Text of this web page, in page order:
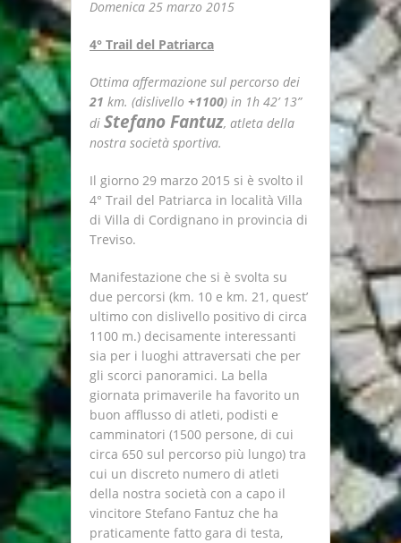
Domenica 25 marzo 2015
4° Trail del Patriarca
Ottima affermazione sul percorso dei
21 km. (dislivello +1100) in 1h 42’ 13”
di Stefano Fantuz, atleta della
nostra società sportiva.
Il giorno 29 marzo 2015 si è svolto il
4° Trail del Patriarca in località Villa
di Villa di Cordignano in provincia di
Treviso.
Manifestazione che si è svolta su
due percorsi (km. 10 e km. 21, quest’
ultimo con dislivello positivo di circa
1100 m.) decisamente interessanti
sia per i luoghi attraversati che per
gli scorci panoramici. La bella
giornata primaverile ha favorito un
buon afflusso di atleti, podisti e
camminatori (1500 persone, di cui
circa 650 sul percorso più lungo) tra
cui un discreto numero di atleti
della nostra società con a capo il
vincitore Stefano Fantuz che ha
praticamente fatto gara di testa,